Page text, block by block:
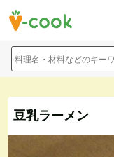
料理名・材料などのキー
豆乳ラーメン